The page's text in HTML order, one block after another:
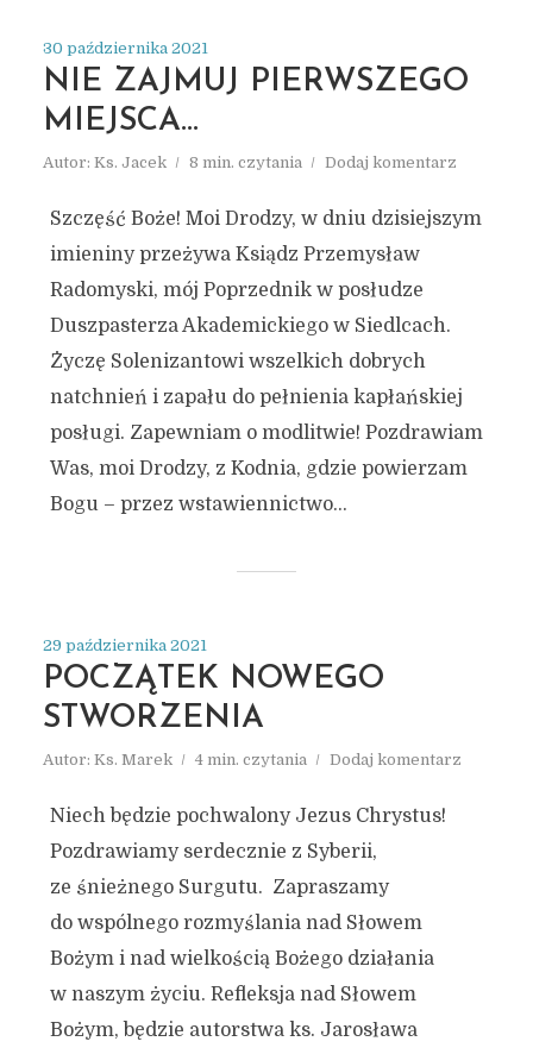
30 października 2021
NIE ZAJMUJ PIERWSZEGO
MIEJSCA…
Autor: Ks. Jacek 8 min. czytania Dodaj komentarz
Szczęść Boże! Moi Drodzy, w dniu dzisiejszym
imieniny przeżywa Ksiądz Przemysław
Radomyski, mój Poprzednik w posłudze
Duszpasterza Akademickiego w Siedlcach.
Życzę Solenizantowi wszelkich dobrych
natchnień i zapału do pełnienia kapłańskiej
posługi. Zapewniam o modlitwie! Pozdrawiam
Was, moi Drodzy, z Kodnia, gdzie powierzam
Bogu – przez wstawiennictwo...
29 października 2021
POCZĄTEK NOWEGO
STWORZENIA
Autor: Ks. Marek 4 min. czytania Dodaj komentarz
Niech będzie pochwalony Jezus Chrystus!
Pozdrawiamy serdecznie z Syberii,
ze śnieżnego Surgutu. Zapraszamy
do wspólnego rozmyślania nad Słowem
Bożym i nad wielkością Bożego działania
w naszym życiu. Refleksja nad Słowem
Bożym, będzie autorstwa ks. Jarosława